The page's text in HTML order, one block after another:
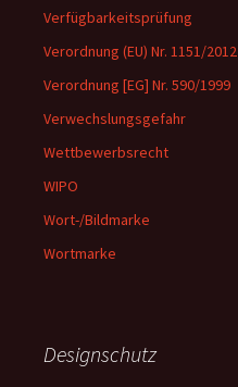
Verfügbarkeitsprüfung
Verordnung (EU) Nr. 1151/2012
Verordnung [EG] Nr. 590/1999
Verwechslungsgefahr
Wettbewerbsrecht
WIPO
Wort-/Bildmarke
Wortmarke
Designschutz